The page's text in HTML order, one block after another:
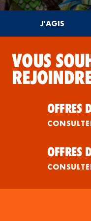
J'AGIS
VOUS
OFFRES
OFFRES